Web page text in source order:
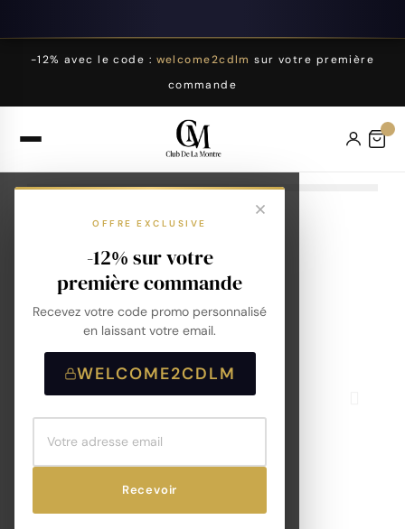
-12% avec le code : welcome2cdlm sur votre première
commande
OFFRE EXCLUSIVE
-12% sur votre
première commande
Recevez votre code promo personnalisé
en laissant votre email.
WELCOME2CDLM
Recevoir